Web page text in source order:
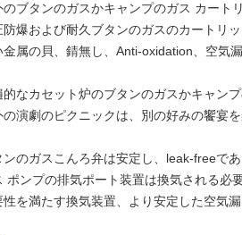
のブタンのガスかキャンプのガス カート
防爆および耐久ブタンのガスのカートリ
金属の貝、錆無し、Anti-oxidation、空気
的なカセット炉のブタンのガスかキャン
の演劇のピクニックは、別の好みの饗宴
ンのガスこんろ弁は安定し、leak-freeであ
ポンプの排気ポート装置は換気される必
性を満たす換気装置、より安定した空気漏